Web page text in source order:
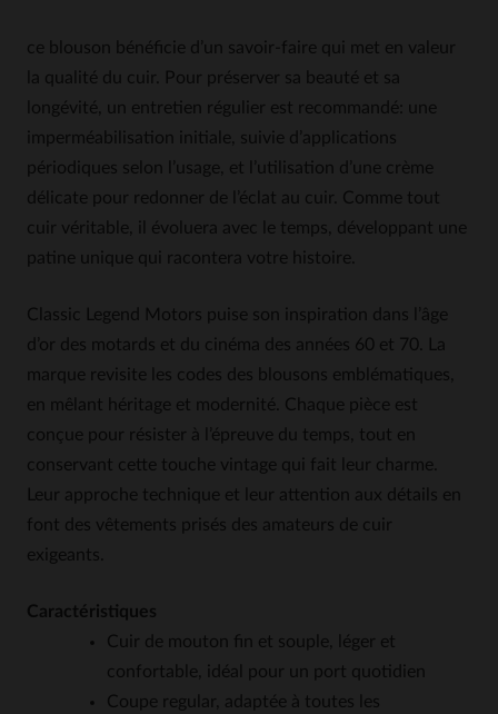
ce blouson bénéficie d’un savoir-faire qui met en valeur
la qualité du cuir. Pour préserver sa beauté et sa
longévité, un entretien régulier est recommandé: une
imperméabilisation initiale, suivie d’applications
périodiques selon l’usage, et l’utilisation d’une crème
délicate pour redonner de l’éclat au cuir. Comme tout
cuir véritable, il évoluera avec le temps, développant une
patine unique qui racontera votre histoire.
Classic Legend Motors puise son inspiration dans l’âge
d’or des motards et du cinéma des années 60 et 70. La
marque revisite les codes des blousons emblématiques,
en mêlant héritage et modernité. Chaque pièce est
conçue pour résister à l’épreuve du temps, tout en
conservant cette touche vintage qui fait leur charme.
Leur approche technique et leur attention aux détails en
font des vêtements prisés des amateurs de cuir
exigeants.
Caractéristiques
Cuir de mouton fin et souple, léger et
confortable, idéal pour un port quotidien
Coupe regular, adaptée à toutes les